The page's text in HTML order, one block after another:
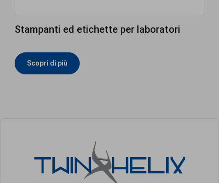
Stampanti ed etichette per laboratori
Scopri di più